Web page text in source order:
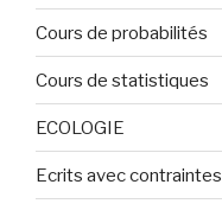
Cours de probabilités
Cours de statistiques
ECOLOGIE
Ecrits avec contraintes